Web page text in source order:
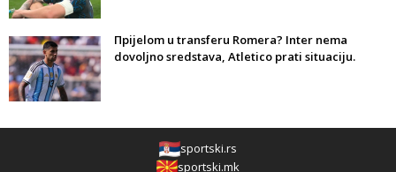
Прijelom u transferu Romera? Inter nema
dovoljno sredstava, Atletico prati situaciju.
sportski.rs
sportski.mk